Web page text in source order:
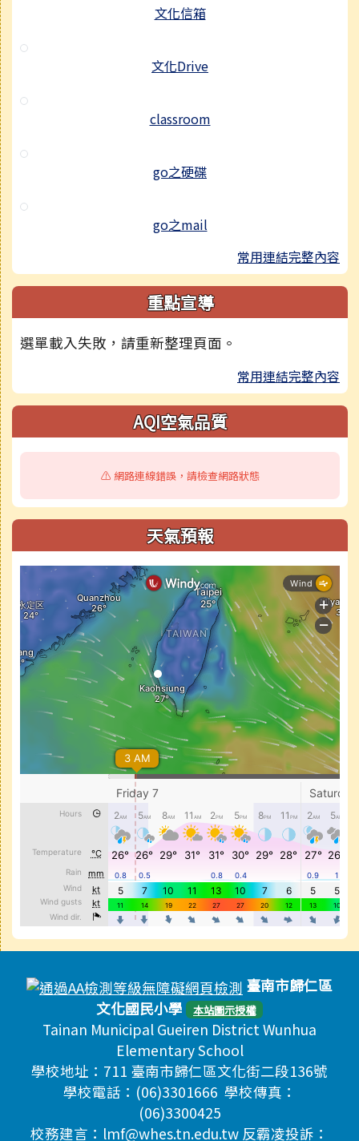
文化信箱
文化Drive
classroom
go之硬碟
go之mail
常用連結完整內容
重點宣導
選單載入失敗，請重新整理頁面。
常用連結完整內容
AQI空氣品質
⚠️ 網路連線錯誤，請檢查網路狀態
天氣預報
頁尾區域內容
臺南市歸仁區
文化國民小學 本站圖示授權
Tainan Municipal Gueiren District Wunhua
Elementary School
學校地址：711 臺南市歸仁區文化街二段136號
學校電話：(06)3301666 學校傳真：
(06)3300425
校務建言：lmf@whes.tn.edu.tw 反霸凌投訴：